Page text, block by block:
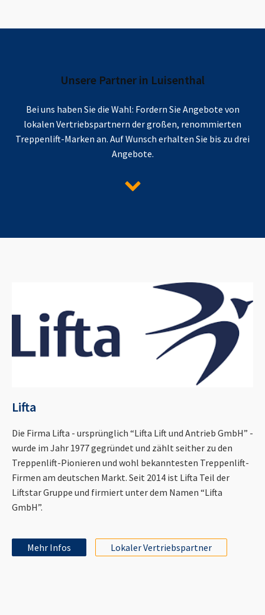
Unsere Partner in Luisenthal
Bei uns haben Sie die Wahl: Fordern Sie Angebote von
lokalen Vertriebspartnern der großen, renommierten
Treppenlift-Marken an. Auf Wunsch erhalten Sie bis zu drei
Angebote.
Lifta
Die Firma Lifta - ursprünglich “Lifta Lift und Antrieb GmbH” -
wurde im Jahr 1977 gegründet und zählt seither zu den
Treppenlift-Pionieren und wohl bekanntesten Treppenlift-
Firmen am deutschen Markt. Seit 2014 ist Lifta Teil der
Liftstar Gruppe und firmiert unter dem Namen “Lifta
GmbH”.
Mehr Infos Lokaler Vertriebspartner